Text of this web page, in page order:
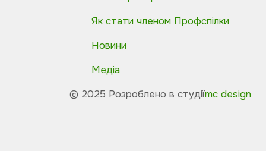
Як стати членом Профспілки
Новини
Медіа
© 2025 Розроблено в студіїmc design